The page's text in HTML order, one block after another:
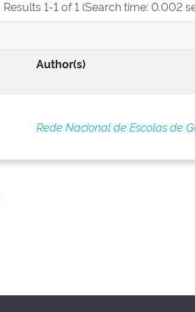
Results 1-1 of 1 (Search time: 0.002
Author(s)
Rede Nacional de Escolas de